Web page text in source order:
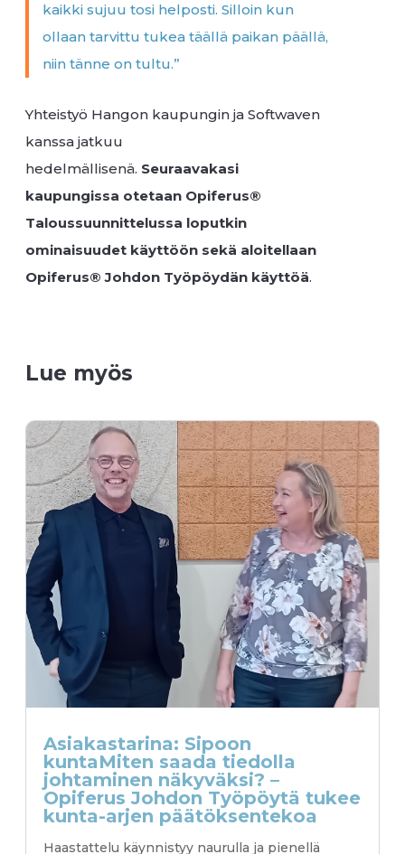
kaikki sujuu tosi helposti. Silloin kun
ollaan tarvittu tukea täällä paikan päällä,
niin tänne on tultu.”
Yhteistyö Hangon kaupungin ja Softwaven
kanssa jatkuu
hedelmällisenä. Seuraavakasi
kaupungissa otetaan Opiferus®
Taloussuunnittelussa loputkin
ominaisuudet käyttöön sekä aloitellaan
Opiferus® Johdon Työpöydän käyttöä.
Lue myös
Asiakastarina: Sipoon
kuntaMiten saada tiedolla
johtaminen näkyväksi? –
Opiferus Johdon Työpöytä tukee
kunta-arjen päätöksentekoa
Haastattelu käynnistyy naurulla ja pienellä